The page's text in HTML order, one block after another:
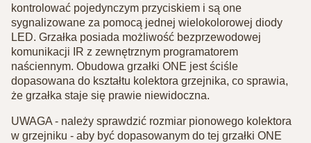
kontrolować pojedynczym przyciskiem i są one
sygnalizowane za pomocą jednej wielokolorowej diody
LED. Grzałka posiada możliwość bezprzewodowej
komunikacji IR z zewnętrznym programatorem
naściennym. Obudowa grzałki ONE jest ściśle
dopasowana do kształtu kolektora grzejnika, co sprawia,
że grzałka staje się prawie niewidoczna.
UWAGA - należy sprawdzić rozmiar pionowego kolektora
w grzejniku - aby być dopasowanym do tej grzałki ONE